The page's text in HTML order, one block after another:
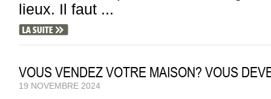
lieux. Il faut ...
VOUS VENDEZ VOTRE MAISON? VOUS
19 NOVEMBRE 2024